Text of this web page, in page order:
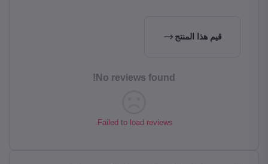
قيم هذا المنتج
No reviews found!
Failed to load reviews.